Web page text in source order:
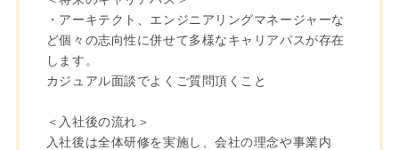
・アーキテクト、エンジニアリングマネージャーな
ど個々の志向性に併せて多様なキャリアパスが存在
します。
カジュアル面談でよくご質問頂くこと
＜入社後の流れ＞
入社後は全体研修を実施し、会社の理念や事業内